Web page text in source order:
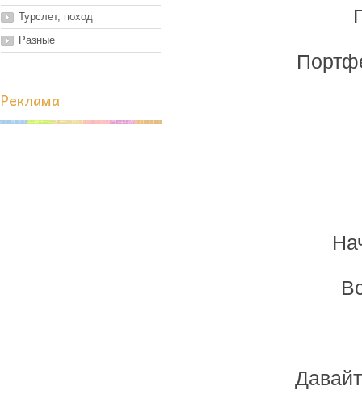
Турслет, поход
Разные
Реклама